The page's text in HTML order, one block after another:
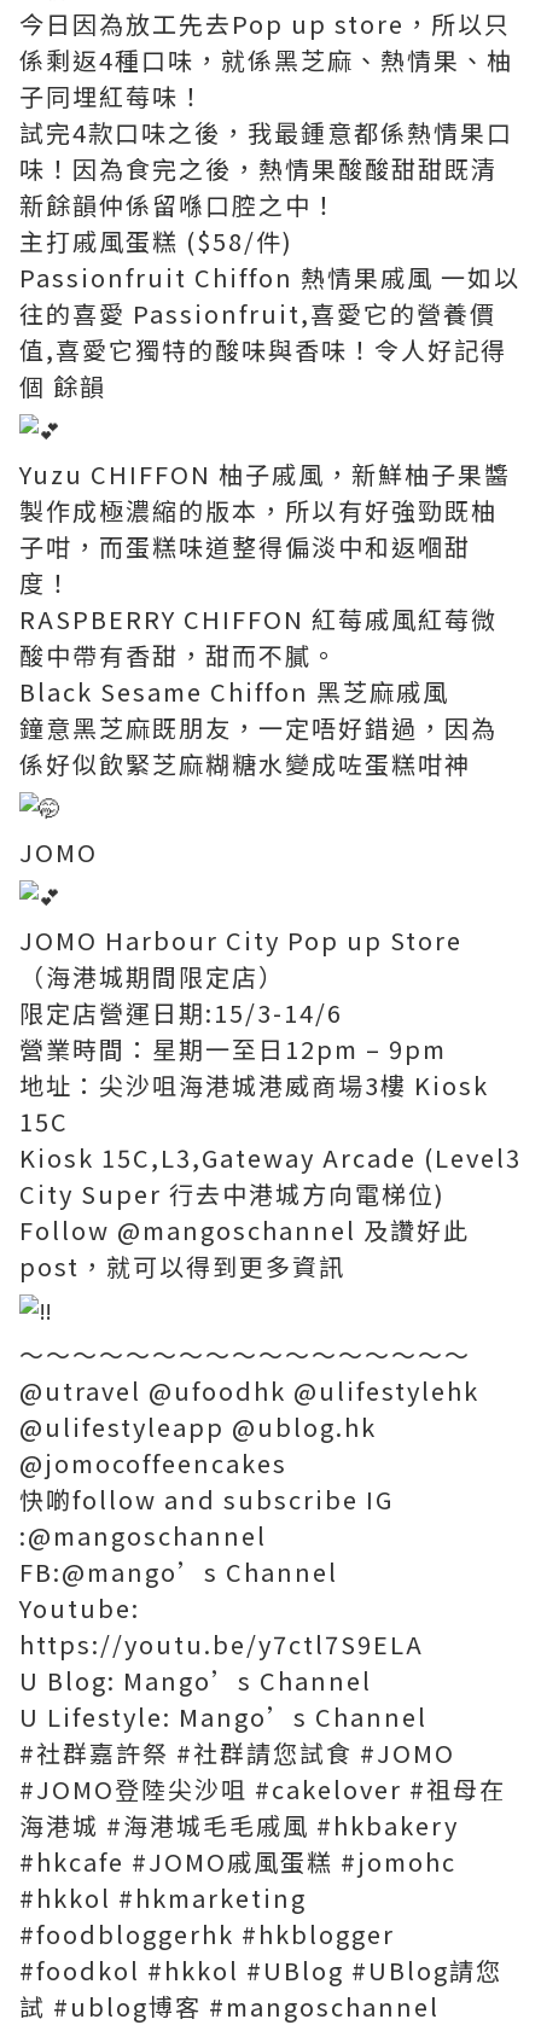
今日因為放工先去Pop up store，所以只
係剩返4種口味，就係黑芝麻、熱情果、柚
子同埋紅莓味！
試完4款口味之後，我最鍾意都係熱情果口
味！因為食完之後，熱情果酸酸甜甜既清
新餘韻仲係留喺口腔之中！
主打戚風蛋糕 ($58/件)
Passionfruit Chiffon 熱情果戚風 一如以
往的喜愛 Passionfruit,喜愛它的營養價
值,喜愛它獨特的酸味與香味！令人好記得
個 餘韻
Yuzu CHIFFON 柚子戚風，新鮮柚子果醬
製作成極濃縮的版本，所以有好強勁既柚
子咁，而蛋糕味道整得偏淡中和返嗰甜
度！
RASPBERRY CHIFFON 紅莓戚風紅莓微
酸中帶有香甜，甜而不膩。
Black Sesame Chiffon 黑芝麻戚風
鐘意黑芝麻既朋友，一定唔好錯過，因為
係好似飲緊芝麻糊糖水變成咗蛋糕咁神
JOMO
JOMO Harbour City Pop up Store
（海港城期間限定店）
限定店營運日期:15/3-14/6
營業時間：星期一至日12pm – 9pm
地址：尖沙咀海港城港威商場3樓 Kiosk
15C
Kiosk 15C,L3,Gateway Arcade (Level3
City Super 行去中港城方向電梯位)
Follow @mangoschannel 及讚好此
post，就可以得到更多資訊
～～～～～～～～～～～～～～～～～
@utravel @ufoodhk @ulifestylehk
@ulifestyleapp @ublog.hk
@jomocoffeencakes
快啲follow and subscribe IG
:@mangoschannel
FB:@mango’s Channel
Youtube:
https://youtu.be/y7ctl7S9ELA
U Blog: Mango’s Channel
U Lifestyle: Mango’s Channel
#社群嘉許祭 #社群請您試食 #JOMO
#JOMO登陸尖沙咀 #cakelover #祖母在
海港城 #海港城毛毛戚風 #hkbakery
#hkcafe #JOMO戚風蛋糕 #jomohc
#hkkol #hkmarketing
#foodbloggerhk #hkblogger
#foodkol #hkkol #UBlog #UBlog請您
試 #ublog博客 #mangoschannel